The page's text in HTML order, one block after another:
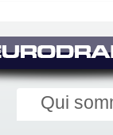
Qui